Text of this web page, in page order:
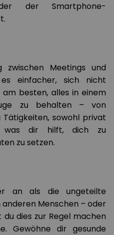
der Smartphone-
Meetings und
einfacher, sich nicht
am besten, alles in einem
zu behalten – von
Tätigkeiten, sowohl privat
dir hilft, dich zu
zu setzen.
an als die ungeteilte
Menschen – oder
dies zur Regel machen
Gewöhne dir gesunde